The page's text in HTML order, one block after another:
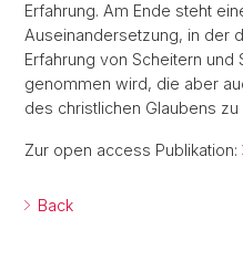
Erfahrung. Am Ende steht
Auseinandersetzung, in der
Erfahrung von Scheitern
genommen wird, die aber
des christlichen Glaubens
Zur open access Publikation:
Back